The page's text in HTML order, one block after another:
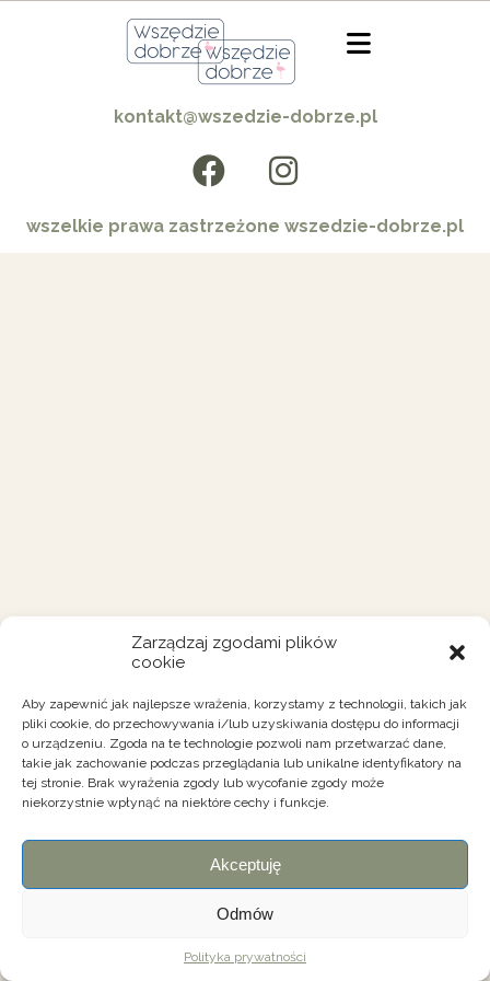
Zarządzaj zgodami plików
cookie
Aby zapewnić jak najlepsze wrażenia, korzystamy z technologii, takich jak
pliki cookie, do przechowywania i/lub uzyskiwania dostępu do informacji
o urządzeniu. Zgoda na te technologie pozwoli nam przetwarzać dane,
takie jak zachowanie podczas przeglądania lub unikalne identyfikatory na
tej stronie. Brak wyrażenia zgody lub wycofanie zgody może
niekorzystnie wpłynąć na niektóre cechy i funkcje.
Akceptuję
Odmów
Polityka prywatności
kontakt@wszedzie-dobrze.pl
wszelkie prawa zastrzeżone wszedzie-dobrze.pl